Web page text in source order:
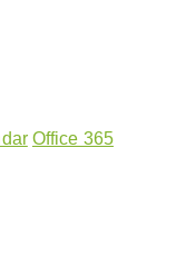
Office 365